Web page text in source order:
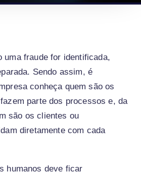
uma fraude for identificada,
Sendo assim, é
conheça quem são os
parte dos processos e, da
são os clientes ou
diretamente com cada
humanos deve ficar